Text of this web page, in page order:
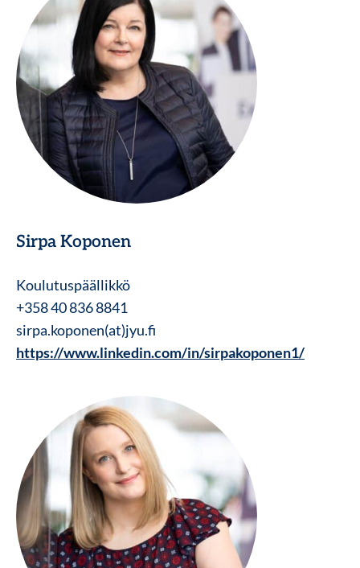
Sirpa Koponen
Koulutuspäällikkö
+358 40 836 8841
sirpa.koponen(at)jyu.fi
https://www.linkedin.com/in/sirpakoponen1/